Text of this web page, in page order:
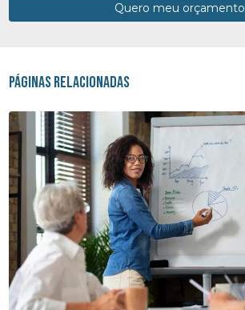
Quero meu orçamento
Páginas Relacionadas